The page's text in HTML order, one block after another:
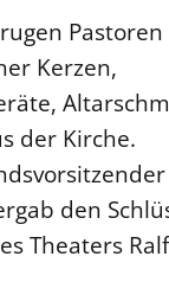
Kerzen,
der Kirche.
den
Theaters